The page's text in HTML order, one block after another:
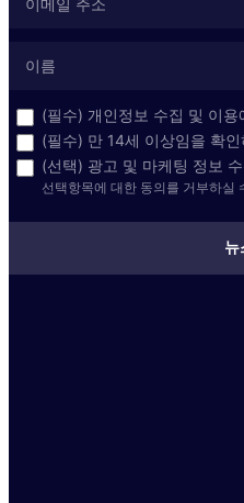
(필수) 개인정보 수집 및 이용
(필수) 만 14세 이상임을 확
(선택) 광고 및 마케팅 정보
선택항목에 대한 동의를 거부하실
뉴